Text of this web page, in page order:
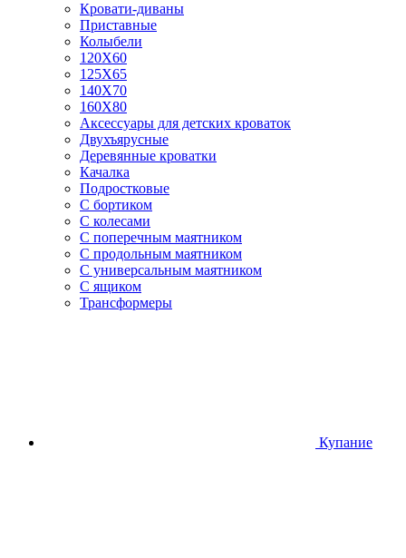
Кровати-диваны
Приставные
Колыбели
120Х60
125X65
140Х70
160Х80
Аксессуары для детских кроваток
Двухъярусные
Деревянные кроватки
Качалка
Подростковые
С бортиком
С колесами
С поперечным маятником
С продольным маятником
С универсальным маятником
С ящиком
Трансформеры
Купание